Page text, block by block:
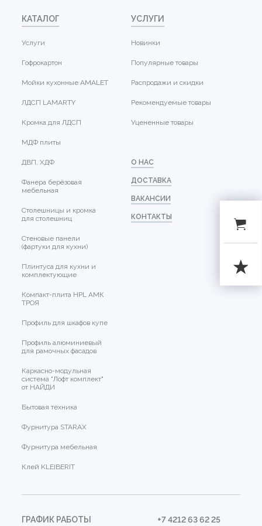
КАТАЛОГ
Услуги
Гофрокартон
Мойки кухонные AMALET
ЛДСП LAMARTY
Кромка для ЛДСП
МДФ плиты
ДВП, ХДФ
Фанера берёзовая
мебельная
Столешницы и кромка
для столешниц
Стеновые панели
(фартуки для кухни)
Плинтуса для кухни и
комплектующие
Компакт-плита HPL АМК
ТРОЯ
Профиль для шкафов купе
Профиль алюминиевый
для рамочных фасадов
Каркасно-модульная
система "Лофт комплект"
от НАЙДИ
Бытовая техника
Фурнитура STARAX
Фурнитура мебельная
Клей KLEIBERIT
УСЛУГИ
Новинки
Популярные товары
Распродажи и скидки
Рекомендуемые товары
Уцененные товары
О НАС
ДОСТАВКА
ВАКАНСИИ
КОНТАКТЫ
ГРАФИК РАБОТЫ +7 4212 63 62 25